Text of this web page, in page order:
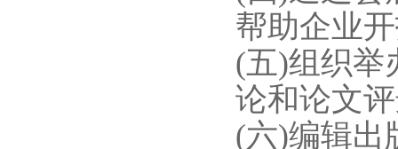
帮助企业
(五)组织举
论和论文
(六)编辑出